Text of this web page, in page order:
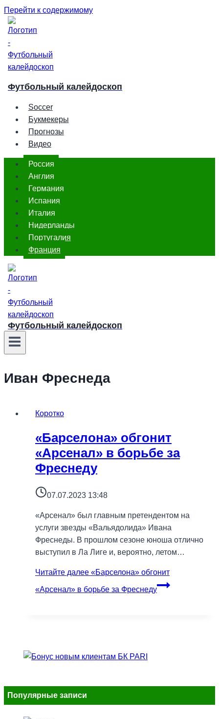
Перейти к содержимому
Футбольный калейдоскоп
Soccer
Букмекеры
Прогнозы
Видео
Россия
Англия
Германия
Испания
Италия
Нидерланды
Португалия
Франция
Футбольный калейдоскоп
Иван Фреснеда
Коротко
«Барселона» обгонит
«Арсенал» в борьбе за
Фреснеду
07.07.2023 13:48
«Арсенал» был главным претендентом на
услуги звезды «Вальядолида» Ивана
Фреснеды. В прошлом сезоне юноша отлично
выступил в Ла Лиге и, вероятно, летом…
Читайте далее «Барселона» обгонит
«Арсенал» в борьбе за Фреснеду
Популярные записи